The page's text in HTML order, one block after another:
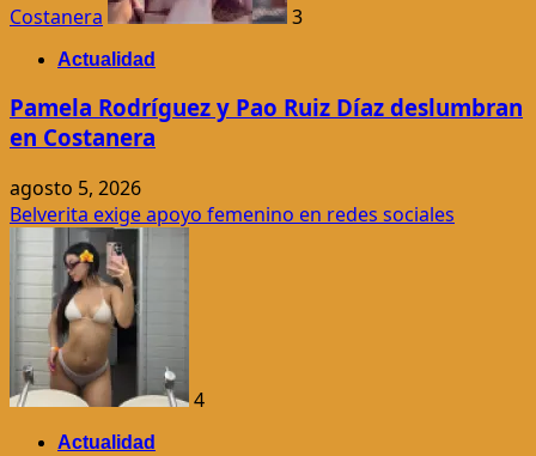
Costanera 3
Actualidad
Pamela Rodríguez y Pao Ruiz Díaz deslumbran
en Costanera
agosto 5, 2026
Belverita exige apoyo femenino en redes sociales
4
Actualidad